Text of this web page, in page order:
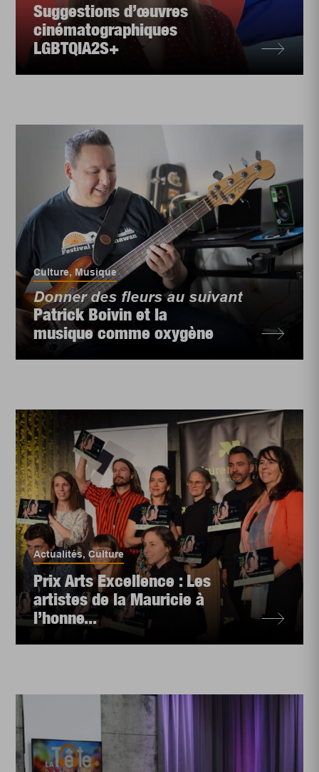
Suggestions d’œuvres
cinématographiques
LGBTQIA2S+
Culture, Musique
Donner des fleurs au suivant
Patrick Boivin et la
musique comme oxygène
Actualités,Culture
Prix Arts Excellence : Les
artistes de la Mauricie à
l’honne...